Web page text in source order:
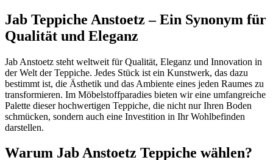
Jab Teppiche Anstoetz – Ein Synonym für
Qualität und Eleganz
Jab Anstoetz steht weltweit für Qualität, Eleganz und Innovation in
der Welt der Teppiche. Jedes Stück ist ein Kunstwerk, das dazu
bestimmt ist, die Ästhetik und das Ambiente eines jeden Raumes zu
transformieren. Im Möbelstoffparadies bieten wir eine umfangreiche
Palette dieser hochwertigen Teppiche, die nicht nur Ihren Boden
schmücken, sondern auch eine Investition in Ihr Wohlbefinden
darstellen.
Warum Jab Anstoetz Teppiche wählen?